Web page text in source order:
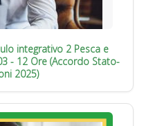
integrativo 2 Pesca e
- 12 Ore (Accordo Stato-
2025)